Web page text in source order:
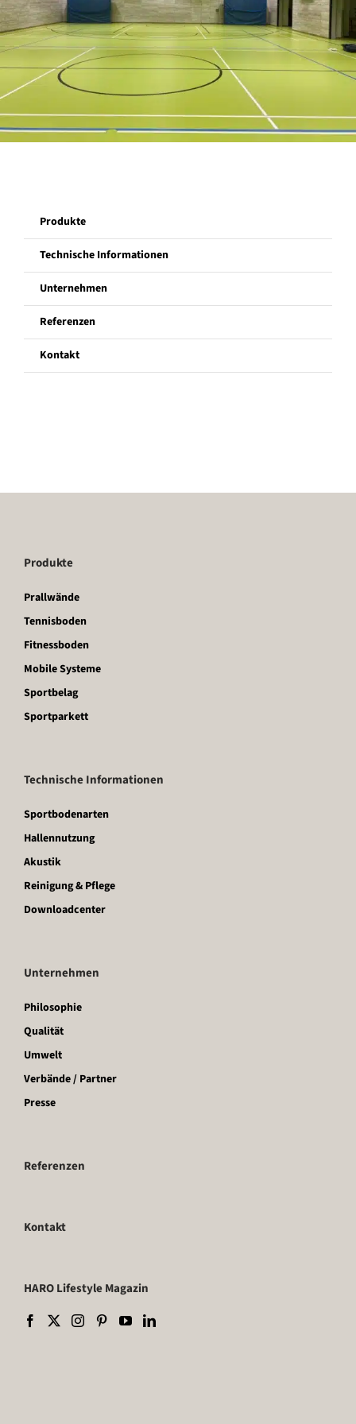
Unternehmen
Referenzen
Kontakt
Produkte
Technische Informationen
Unternehmen
Referenzen
Kontakt
Produkte
Prallwände
Tennisboden
Fitnessboden
Mobile Systeme
Sportbelag
Sportparkett
Technische Informationen
Sportbodenarten
Hallennutzung
Akustik
Reinigung & Pflege
Downloadcenter
Unternehmen
Philosophie
Qualität
Umwelt
Verbände / Partner
Presse
Referenzen
Kontakt
HARO Lifestyle Magazin